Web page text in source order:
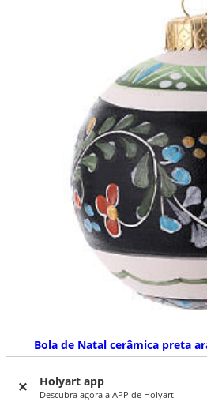
Holyart app
Descubra agora a APP de Holyart
Bola de Natal cerâmica preta